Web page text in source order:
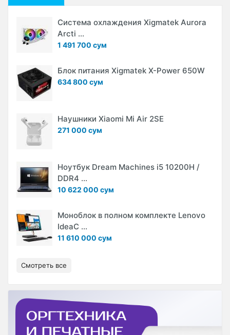
Система охлаждения Xigmatek Aurora
Arcti ...
1 491 700 сум
Блок питания Xigmatek X-Power 650W
634 800 сум
Наушники Xiaomi Mi Air 2SE
271 000 сум
Ноутбук Dream Machines i5 10200H /
DDR4 ...
10 622 000 сум
Моноблок в полном комплекте Lenovo
IdeaC ...
11 610 000 сум
Смотреть все